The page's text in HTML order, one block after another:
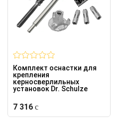
Комплект оснастки для
крепления
керносверлильных
установок Dr. Schulze
7 316